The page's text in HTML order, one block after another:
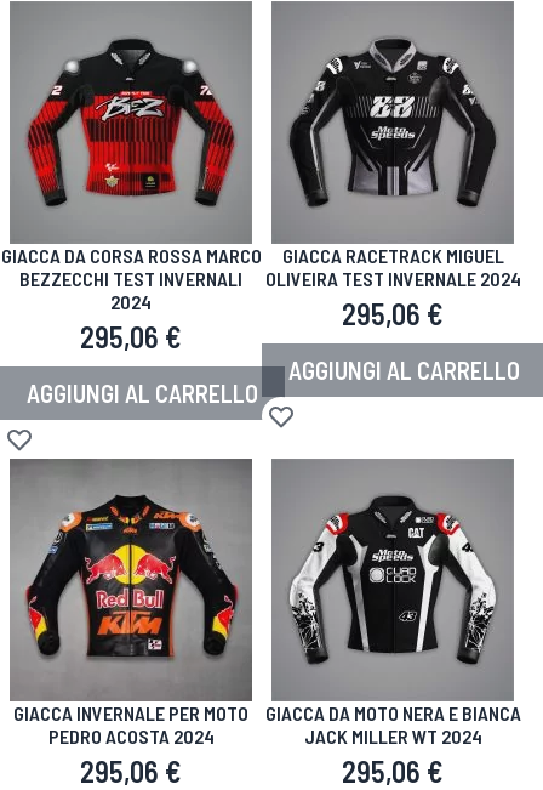
GIACCA DA CORSA ROSSA MARCO
BEZZECCHI TEST INVERNALI
2024
295,06 €
AGGIUNGI AL CARRELLO
Aggiungi alla lista desideri
GIACCA RACETRACK MIGUEL
OLIVEIRA TEST INVERNALE 2024
295,06 €
AGGIUNGI AL CARRELLO
Aggiungi alla lista desideri
GIACCA INVERNALE PER MOTO
PEDRO ACOSTA 2024
295,06 €
GIACCA DA MOTO NERA E BIANCA
JACK MILLER WT 2024
295,06 €